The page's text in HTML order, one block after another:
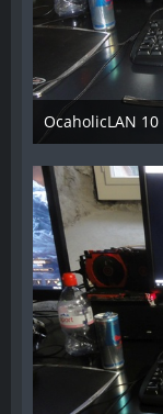
OcaholicLAN 10
11. Mai